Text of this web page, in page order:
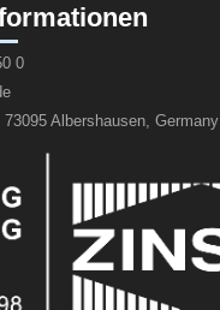
0
73095 Albershausen, Germany